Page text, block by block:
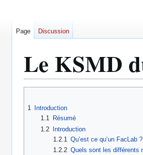
Le KSMD
1
Introduction
1.1
Résumé
1.2
Introduction
1.2.1
Qu’est ce qu’un FacLab ?
1.2.2 Quels sont les différents
Page Discussion